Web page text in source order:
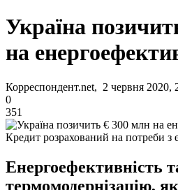
Україна
на
Корреспондент.net, 2 червня 2020,
0
351
Кредит розрахований на потреби з
Енергоефективність
термомодернізацію,